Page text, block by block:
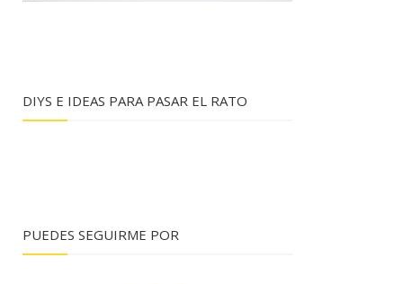
DIYS E IDEAS PARA PASAR EL RATO
PUEDES SEGUIRME POR